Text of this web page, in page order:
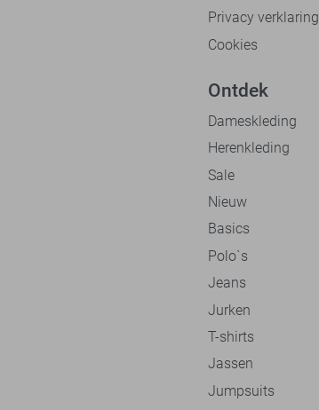
Privacy verklaring
Cookies
Ontdek
Dameskleding
Herenkleding
Sale
Nieuw
Basics
Polo`s
Jeans
Jurken
T-shirts
Jassen
Jumpsuits